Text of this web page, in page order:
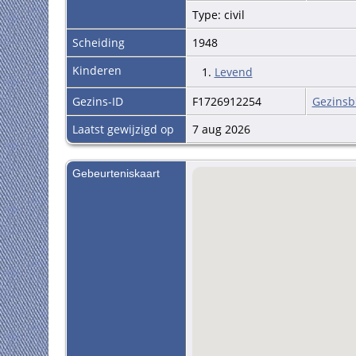
Type: civil
Scheiding
1948
Kinderen
1. Levend
Gezins-ID
F1726912254
Laatst gewijzigd op
7 aug 2026
Gebeurteniskaart